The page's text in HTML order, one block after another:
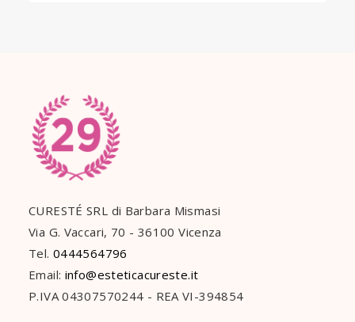
CURESTÉ SRL di Barbara Mismasi
Via G. Vaccari, 70 - 36100 Vicenza
Tel. 0444564796
Email: info@esteticacureste.it
P.IVA 04307570244 - REA VI-394854